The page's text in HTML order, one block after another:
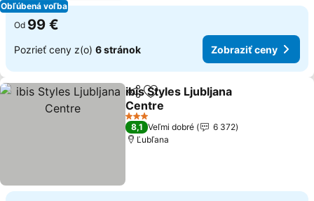
Obľúbená voľba
Od 99 €
Pozrieť ceny z(o) 6 stránok Zobraziť ceny
ZdieľaťPridať do obľúbených
ibis Styles Ljubljana
Centre
3 Počet hviezdičiek
8,1 Veľmi dobré
6 372
Ľubľana